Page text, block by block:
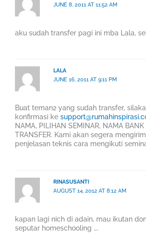
JUNE 8, 2011 AT 11:52 AM
aku sudah transfer pagi ini mba Lala,
LALA
JUNE 16, 2011 AT 9:11 PM
Buat teman2 yang sudah transfer,
konfirmasi ke
NAMA, PILIHAN SEMINAR, NAMA
TRANSFER. Kami akan segera
penjelasan teknis cara mengikuti
RINASUSANTI
AUGUST 14, 2012 AT 8:12 AM
kapan lagi nich di adain, mau ikutan
seputar homeschooling ….